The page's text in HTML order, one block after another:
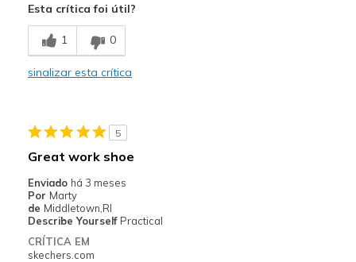
Breathe Well
Durable
Casual Wear
Special Occasions
Travel
Esta crítica foi útil?
1 0
sinalizar esta crítica
5
Great work shoe
Enviado há 3 meses
Por Marty
de Middletown,RI
Describe Yourself Practical
CRÍTICA EM
skechers.com